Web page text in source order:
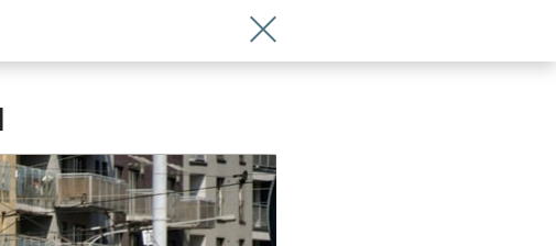
Wróć do artykułu 46. Moderus